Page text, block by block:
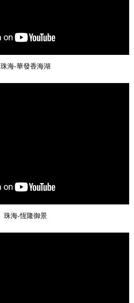
珠海-華發香海湖
珠海-恆隆御景